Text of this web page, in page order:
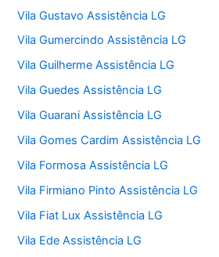
Vila Gustavo Assistência LG
Vila Gumercindo Assistência LG
Vila Guilherme Assistência LG
Vila Guedes Assistência LG
Vila Guarani Assistência LG
Vila Gomes Cardim Assistência LG
Vila Formosa Assistência LG
Vila Firmiano Pinto Assistência LG
Vila Fiat Lux Assistência LG
Vila Ede Assistência LG